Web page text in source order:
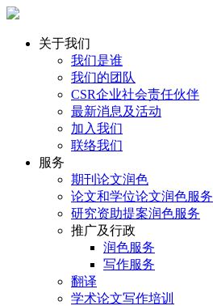
关于我们
我们是谁
我们的团队
CSR企业社会责任伙伴
最新消息及活动
加入我们
联络我们
服务
期刊论文润色
论文和学位论文润色服务
研究资助提案润色服务
推广及行政
润色服务
写作服务
翻译
学术论文写作培训